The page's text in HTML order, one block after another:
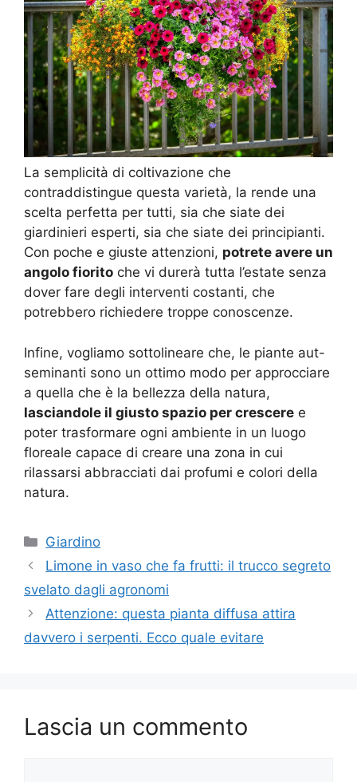
La semplicità di coltivazione che
contraddistingue questa varietà, la rende una
scelta perfetta per tutti, sia che siate dei
giardinieri esperti, sia che siate dei principianti.
Con poche e giuste attenzioni, potrete avere un
angolo fiorito che vi durerà tutta l’estate senza
dover fare degli interventi costanti, che
potrebbero richiedere troppe conoscenze.
Infine, vogliamo sottolineare che, le piante aut-
seminanti sono un ottimo modo per approcciare
a quella che è la bellezza della natura,
lasciandole il giusto spazio per crescere e
poter trasformare ogni ambiente in un luogo
floreale capace di creare una zona in cui
rilassarsi abbracciati dai profumi e colori della
natura.
Categorie
Giardino
Limone in vaso che fa frutti: il trucco segreto
svelato dagli agronomi
Attenzione: questa pianta diffusa attira
davvero i serpenti. Ecco quale evitare
Lascia un commento